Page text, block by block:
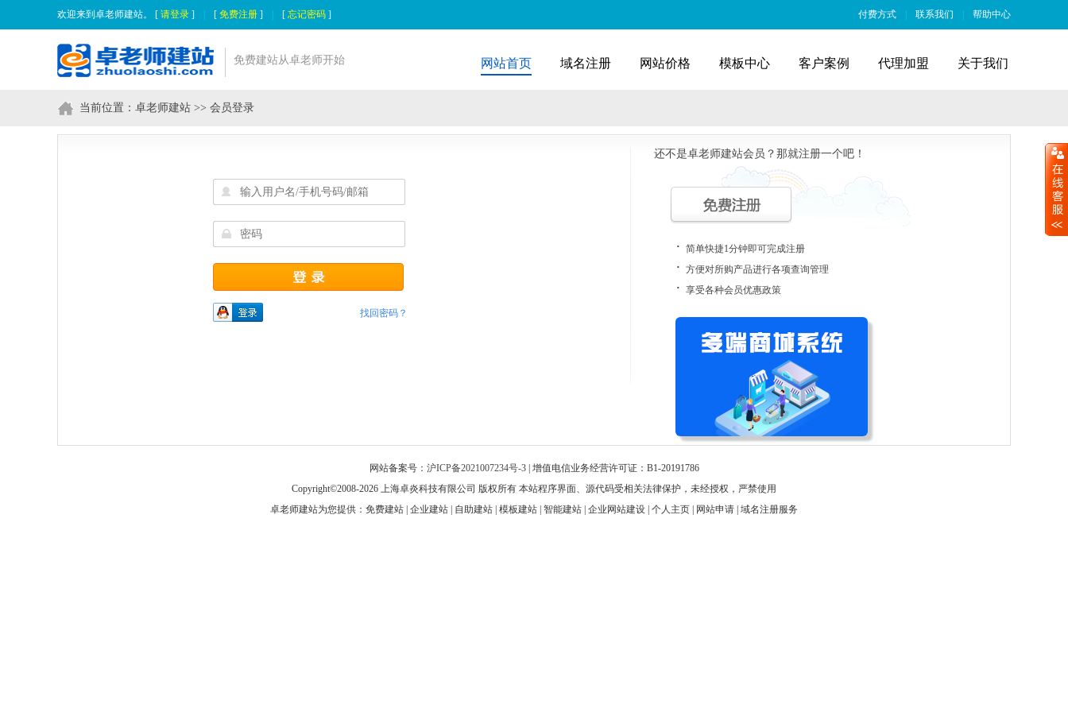
欢迎来到卓老师建站。 [ 请登录 ] [ 免费注册 ] [ 忘记密码 ] 付费方式 联系我们 帮助中心
免费建站从卓老师开始 网站首页 域名注册 网站价格 模板中心 客户案例 代理加盟 关于我们
当前位置： 卓老师建站 >> 会员登录
找回密码？
还不是卓老师建站会员？那就注册一个吧！
· 简单快捷1分钟即可完成注册
· 方便对所购产品进行各项查询管理
· 享受各种会员优惠政策
网站备案号： 沪ICP备2021007234号-3| 增值电信业务经营许可证：B1-20191786
Copyright©2008-2026 上海卓炎科技有限公司 版权所有 本站程序界面、源代码受相关法律保护，未经授权，严禁使用
卓老师建站为您提供：免费建站 | 企业建站 | 自助建站 | 模板建站 | 智能建站 | 企业网站建设 | 个人主页 | 网站申请 | 域名注册服务